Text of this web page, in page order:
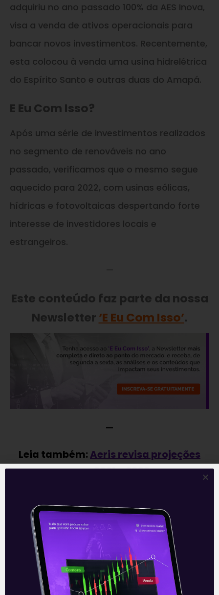
adquiriu no ano passado 100% da AES Inova,
visa a venda de ativos operacionais para
bancar novos investimentos. Recentemente,
esta colocou à venda uma usina hidrelétrica
do Espírito Santo e outras duas do Amapá.
E Eu Com Isso?
Após uma série de investimentos realizados
no segmento de renováveis no ano
passado, verificamos que o mesmo segue
aquecido para 2022, com usinas eólicas,
hídricas e fotovoltaicas despertando forte
interesse de investidores locais e
estrangeiros.
—
Este conteúdo faz parte da nossa
Newsletter ‘E Eu Com Isso’.
—
Leia também:Aeris revisa projeções
para 2021 e 2022.
O conteúdo foi útil para você? Compartilhe!